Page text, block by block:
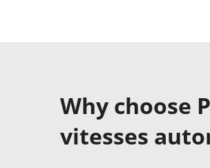
Why choose
vitesses